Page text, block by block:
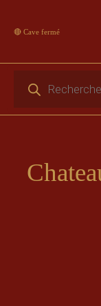
🔴 Cave fermé